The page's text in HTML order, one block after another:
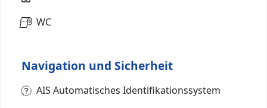
WC
Navigation und Sicherheit
AIS Automatisches Identifikationssystem